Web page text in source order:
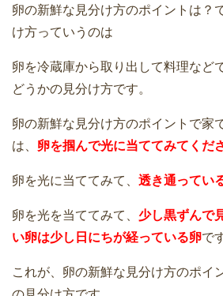
卵の新鮮な見分け方のポイントは？
け方っていうのは
卵を冷蔵庫から取り出して料理など
どうかの見分け方です。
卵の新鮮な見分け方のポイントで家
は、 卵を掴んで光に当ててみてくだ
卵を光に当ててみて、 透き通ってい
卵を光を当ててみて、 少し黒ずんで
い卵は少し日にちが経っている卵で
これが、卵の新鮮な見分け方のポイ